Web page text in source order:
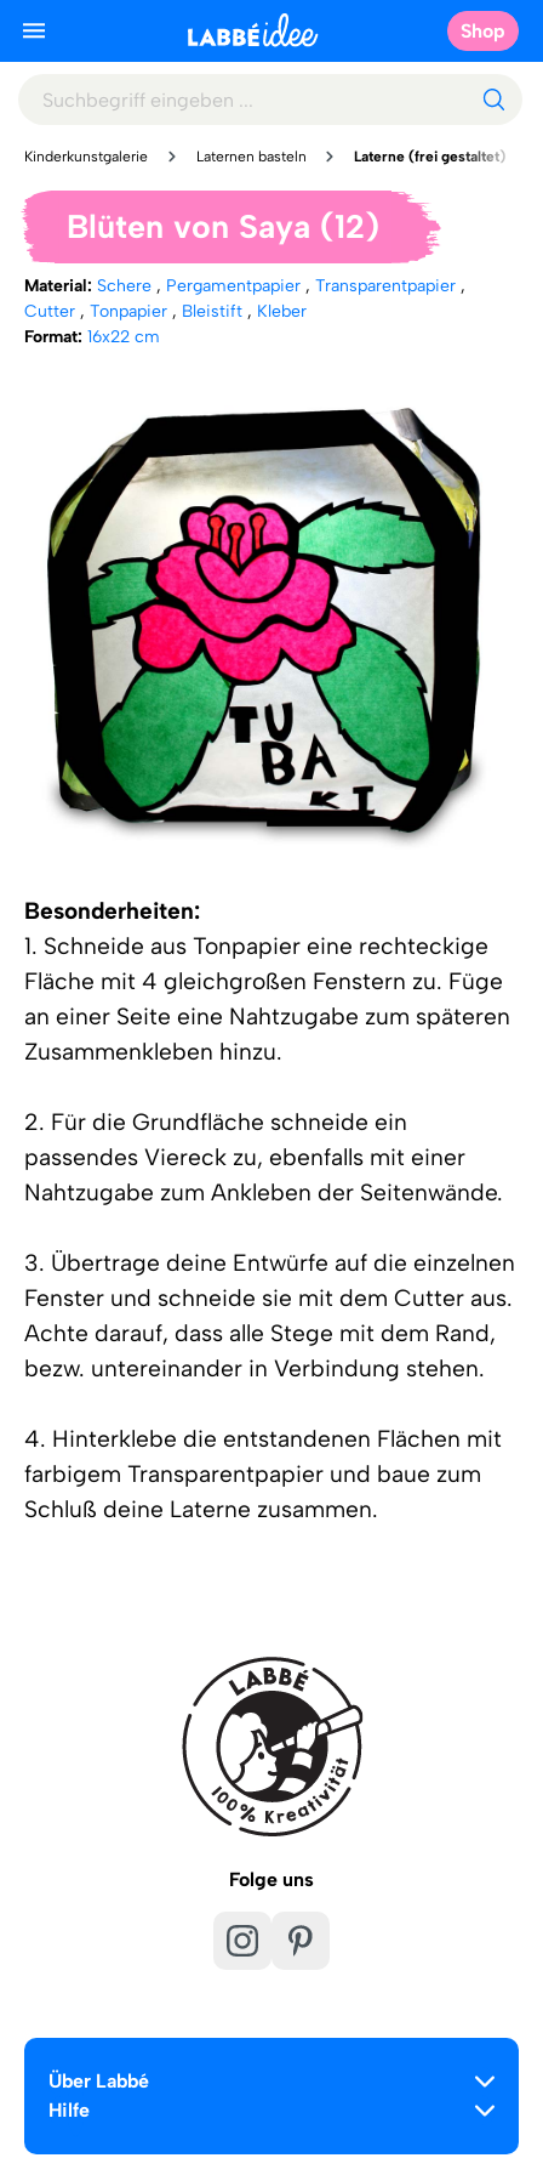
Shop
Kinderkunstgalerie Laternen basteln Laterne (frei gestaltet)
Blüten von Saya (12)
Material: Schere , Pergamentpapier , Transparentpapier ,
Cutter , Tonpapier , Bleistift , Kleber
Format: 16x22 cm
Besonderheiten:
1. Schneide aus Tonpapier eine rechteckige
Fläche mit 4 gleichgroßen Fenstern zu. Füge
an einer Seite eine Nahtzugabe zum späteren
Zusammenkleben hinzu.
2. Für die Grundfläche schneide ein
passendes Viereck zu, ebenfalls mit einer
Nahtzugabe zum Ankleben der Seitenwände.
3. Übertrage deine Entwürfe auf die einzelnen
Fenster und schneide sie mit dem Cutter aus.
Achte darauf, dass alle Stege mit dem Rand,
bezw. untereinander in Verbindung stehen.
4. Hinterklebe die entstandenen Flächen mit
farbigem Transparentpapier und baue zum
Schluß deine Laterne zusammen.
Folge uns
Über Labbé
Hilfe